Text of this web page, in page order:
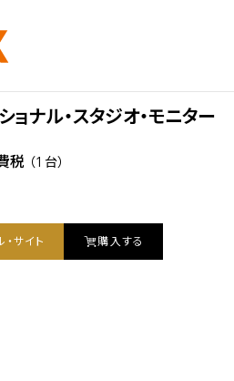
ョナル・スタジオ・モニター
税 （1台）
サイト 購入する